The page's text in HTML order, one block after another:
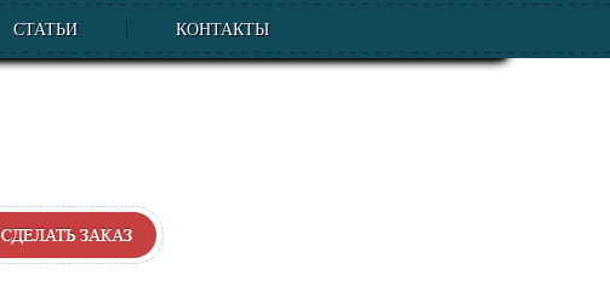
СТАТЬИ КОНТАКТЫ